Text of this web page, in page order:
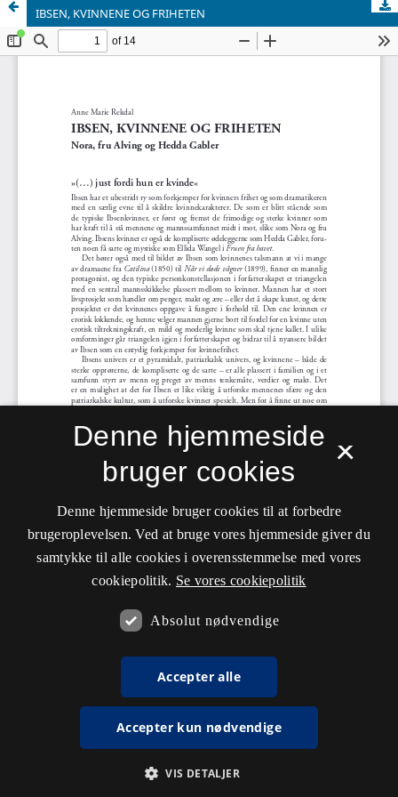
IBSEN, KVINNENE OG FRIHETEN
×
Denne hjemmeside
bruger cookies
Denne hjemmeside bruger cookies til at forbedre
brugeroplevelsen. Ved at bruge vores hjemmeside giver du
samtykke til alle cookies i overensstemmelse med vores
cookiepolitik. Se vores cookiepolitik
Absolut nødvendige
Accepter alle
Accepter kun nødvendige
VIS DETALJER